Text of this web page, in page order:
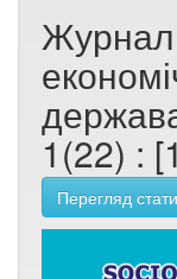
Журнал
1(22) :
Перегляд